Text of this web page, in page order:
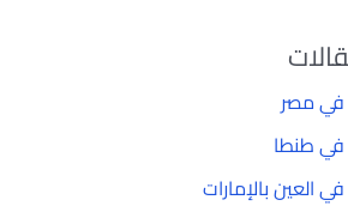
في مصر
طنطا
العين بالإمارات